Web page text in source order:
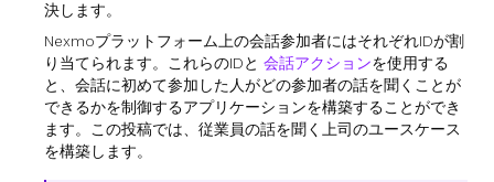
決します。
Nexmoプラットフォーム上の会話参加者にはそれぞれIDが割
り当てられます。これらのIDと 会話アクションを使用する
と、会話に初めて参加した人がどの参加者の話を聞くことが
できるかを制御するアプリケーションを構築することができ
ます。この投稿では、従業員の話を聞く上司のユースケース
を構築します。